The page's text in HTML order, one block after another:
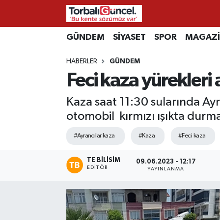
GÜNDEM SİYASET SPOR
HABERLER GÜNDEM
Feci kaza yürekleri
Kaza saat 11:30 sularında
otomobil kırmızı ışıkta
#Ayrancılar kaza #Kaza #Feci kaza
TE BILISIM
EDITÖR
09.06.2023 - 12:17
YAYINLANMA
İzmir Nöbetçi Eczaneler
İzmir Hava Durumu
İzmir Namaz Vakitleri
İzmir Trafik Yoğunluk Haritası
Süper Lig Puan Durumu ve Fikstür
Tüm Manşetler
Son Dakika Haberleri
Haber Arşivi